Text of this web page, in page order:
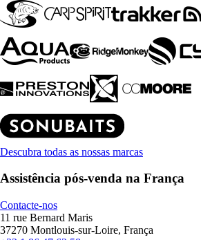
Descubra todas as nossas marcas
Assistência pós-venda na França
Contacte-nos
11 rue Bernard Maris
37270 Montlouis-sur-Loire, França